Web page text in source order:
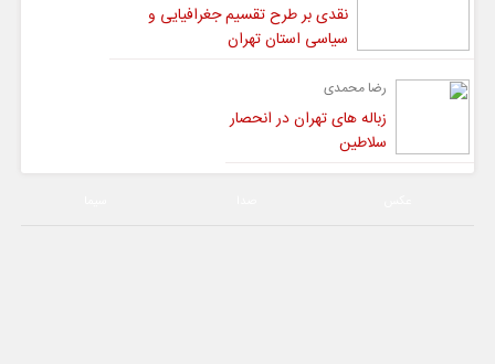
نقدی بر طرح تقسیم جغرافیایی و
سیاسی استان تهران
رضا محمدی
زباله های تهران در انحصار
سلاطین